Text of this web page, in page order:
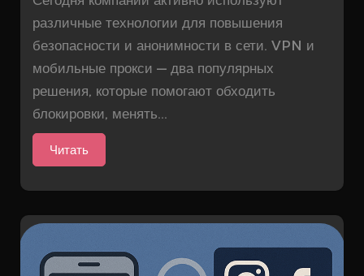
различные технологии для повышения
безопасности и анонимности в сети. VPN и
мобильные прокси — два популярных
решения, которые помогают обходить
блокировки, менять...
Читать